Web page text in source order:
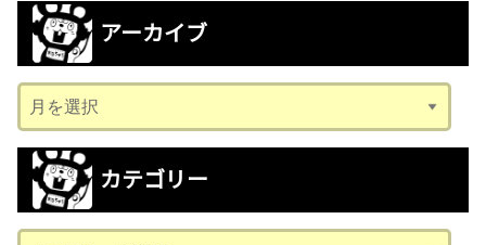
アーカイブ
ー
カ
ブ
カテゴリー